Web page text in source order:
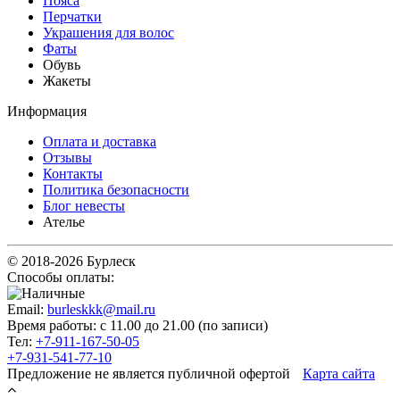
Перчатки
Украшения для волос
Фаты
Обувь
Жакеты
Информация
Оплата и доставка
Отзывы
Контакты
Политика безопасности
Блог невесты
Ателье
© 2018-2026 Бурлеск
Способы оплаты:
Email: burleskkk@mail.ru
Время работы: с 11.00 до 21.00 (по записи)
Тел: +7-911-167-50-05
+7-931-541-77-10
Предложение не является публичной офертой
Карта сайта